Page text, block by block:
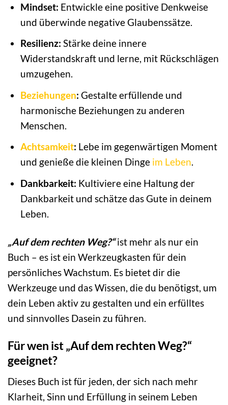
Mindset: Entwickle eine positive Denkweise
und überwinde negative Glaubenssätze.
Resilienz: Stärke deine innere
Widerstandskraft und lerne, mit Rückschlägen
umzugehen.
Beziehungen: Gestalte erfüllende und
harmonische Beziehungen zu anderen
Menschen.
Achtsamkeit: Lebe im gegenwärtigen Moment
und genieße die kleinen Dinge im Leben.
Dankbarkeit: Kultiviere eine Haltung der
Dankbarkeit und schätze das Gute in deinem
Leben.
„Auf dem rechten Weg?“ist mehr als nur ein
Buch – es ist ein Werkzeugkasten für dein
persönliches Wachstum. Es bietet dir die
Werkzeuge und das Wissen, die du benötigst, um
dein Leben aktiv zu gestalten und ein erfülltes
und sinnvolles Dasein zu führen.
Für wen ist „Auf dem rechten Weg?“
geeignet?
Dieses Buch ist für jeden, der sich nach mehr
Klarheit, Sinn und Erfüllung in seinem Leben